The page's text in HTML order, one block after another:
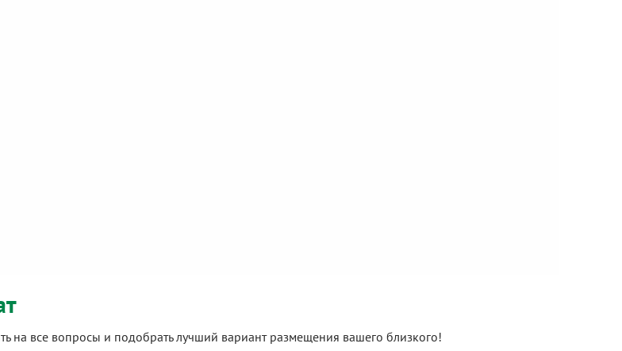
на все вопросы и подобрать лучший вариант размещения вашего близкого!